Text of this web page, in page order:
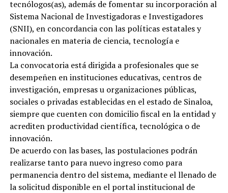
tecnólogos(as), además de fomentar su incorporación al
Sistema Nacional de Investigadoras e Investigadores
(SNII), en concordancia con las políticas estatales y
nacionales en materia de ciencia, tecnología e
innovación.
La convocatoria está dirigida a profesionales que se
desempeñen en instituciones educativas, centros de
investigación, empresas u organizaciones públicas,
sociales o privadas establecidas en el estado de Sinaloa,
siempre que cuenten con domicilio fiscal en la entidad y
acrediten productividad científica, tecnológica o de
innovación.
De acuerdo con las bases, las postulaciones podrán
realizarse tanto para nuevo ingreso como para
permanencia dentro del sistema, mediante el llenado de
la solicitud disponible en el portal institucional de